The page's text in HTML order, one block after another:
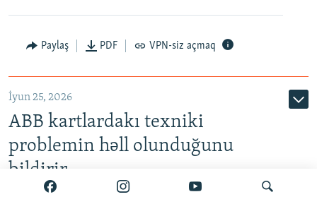
Auto 240p 360p 480p
720p 1080p
Paylaş PDF VPN-siz açmaq
İyun 25, 2026
ABB kartlardakı texniki
problemin həll olunduğunu
bildirir